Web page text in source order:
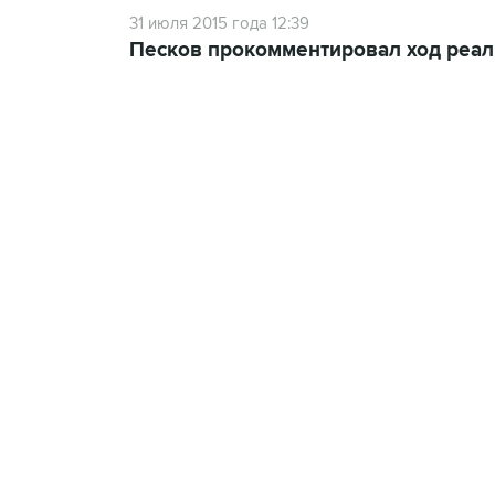
31 июля 2015 года 12:39
Песков прокомментировал ход